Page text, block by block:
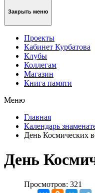
Закрыть меню
Проекты
Кабинет Курбатова
Клубы
Коллегам
Магазин
Книга памяти
Меню
Главная
Календарь
День Космических
День
Просмотров: 321